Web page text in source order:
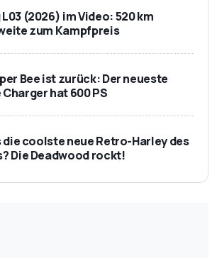
(2026) im Video: 520 km
zum Kampfpreis
Bee ist zurück: Der neueste
Charger hat 600 PS
die coolste neue Retro-Harley des
Die Deadwood rockt!